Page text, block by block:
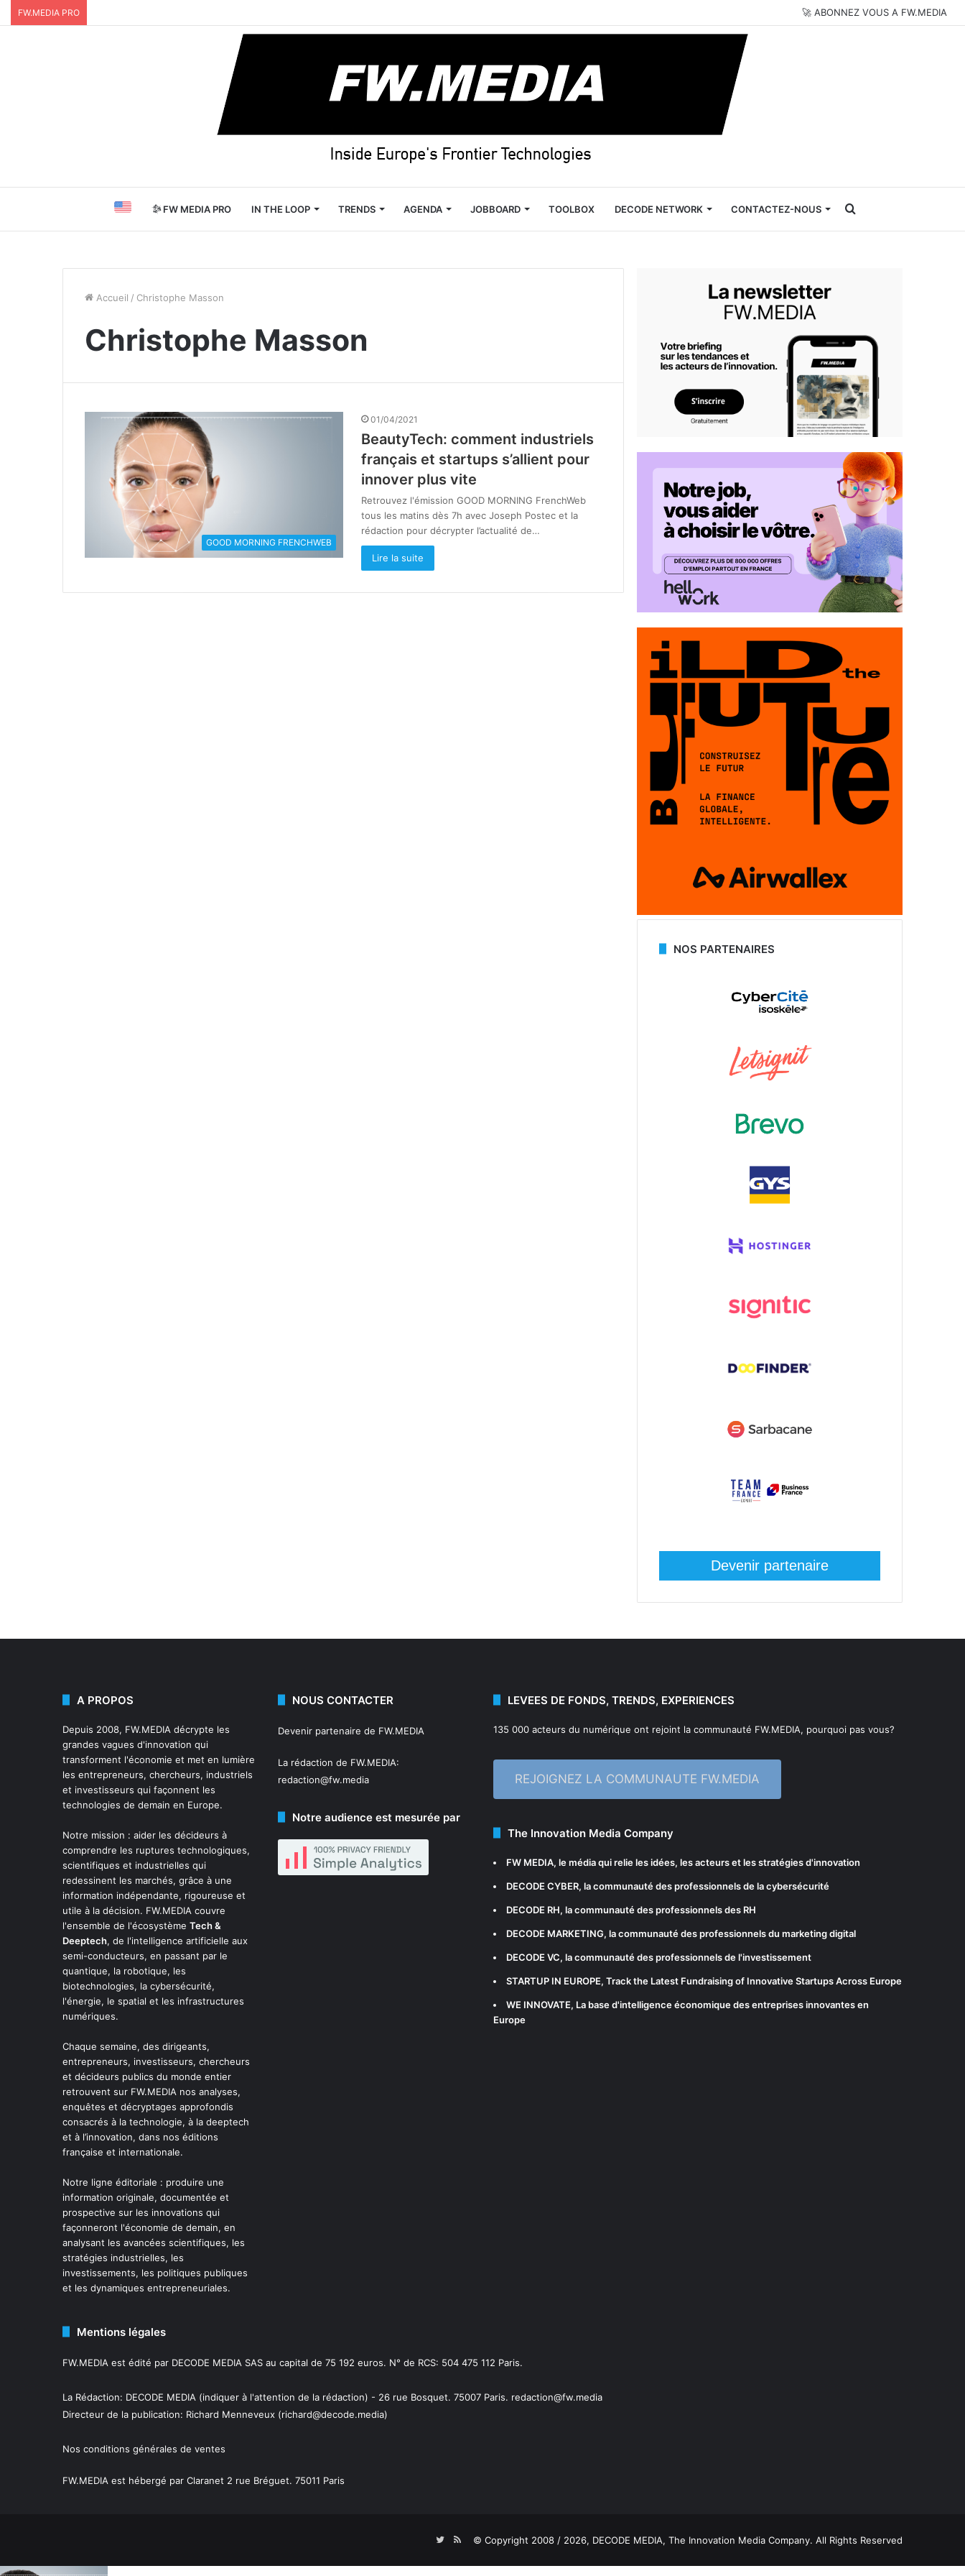
FW.MEDIA PRO 🚀 ABONNEZ VOUS A FW.MEDIA
FW MEDIA PRO IN THE LOOP TRENDS AGENDA JOBBOARD TOOLBOX DECODE NETWORK CONTACTEZ-NOUS Rechercher
Accueil / Christophe Masson
Christophe Masson
GOOD MORNING FRENCHWEB
01/04/2021
BeautyTech: comment industriels
français et startups s’allient pour
innover plus vite
Retrouvez l'émission GOOD MORNING FrenchWeb
tous les matins dès 7h avec Joseph Postec et la
rédaction pour décrypter l’actualité de…
Lire la suite
NOS PARTENAIRES
Devenir partenaire
A PROPOS
Depuis 2008, FW.MEDIA décrypte les
grandes vagues d'innovation qui
transforment l'économie et met en lumière
les entrepreneurs, chercheurs, industriels
et investisseurs qui façonnent les
technologies de demain en Europe.
Notre mission : aider les décideurs à
comprendre les ruptures technologiques,
scientifiques et industrielles qui
redessinent les marchés, grâce à une
information indépendante, rigoureuse et
utile à la décision. FW.MEDIA couvre
l'ensemble de l'écosystème Tech &
Deeptech, de l'intelligence artificielle aux
semi-conducteurs, en passant par le
quantique, la robotique, les
biotechnologies, la cybersécurité,
l'énergie, le spatial et les infrastructures
numériques.
Chaque semaine, des dirigeants,
entrepreneurs, investisseurs, chercheurs
et décideurs publics du monde entier
retrouvent sur FW.MEDIA nos analyses,
enquêtes et décryptages approfondis
consacrés à la technologie, à la deeptech
et à l’innovation, dans nos éditions
française et internationale.
Notre ligne éditoriale : produire une
information originale, documentée et
prospective sur les innovations qui
façonneront l'économie de demain, en
analysant les avancées scientifiques, les
stratégies industrielles, les
investissements, les politiques publiques
et les dynamiques entrepreneuriales.
NOUS CONTACTER
Devenir partenaire de FW.MEDIA
La rédaction de FW.MEDIA:
redaction@fw.media
Notre audience est mesurée par
LEVEES DE FONDS, TRENDS, EXPERIENCES
135 000 acteurs du numérique ont rejoint la communauté FW.MEDIA, pourquoi pas vous?
REJOIGNEZ LA COMMUNAUTE FW.MEDIA
The Innovation Media Company
FW MEDIA, le média qui relie les idées, les acteurs et les stratégies d'innovation
DECODE CYBER, la communauté des professionnels de la cybersécurité
DECODE RH, la communauté des professionnels des RH
DECODE MARKETING, la communauté des professionnels du marketing digital
DECODE VC, la communauté des professionnels de l'investissement
STARTUP IN EUROPE, Track the Latest Fundraising of Innovative Startups Across Europe
WE INNOVATE, La base d'intelligence économique des entreprises innovantes en
Europe
Mentions légales
FW.MEDIA est édité par DECODE MEDIA SAS au capital de 75 192 euros. N° de RCS: 504 475 112 Paris.
La Rédaction: DECODE MEDIA (indiquer à l'attention de la rédaction) - 26 rue Bosquet. 75007 Paris. redaction@fw.media
Directeur de la publication: Richard Menneveux (richard@decode.media)
Nos conditions générales de ventes
FW.MEDIA est hébergé par Claranet 2 rue Bréguet. 75011 Paris
© Copyright 2008 / 2026, DECODE MEDIA, The Innovation Media Company. All Rights Reserved
Twitter
RSS